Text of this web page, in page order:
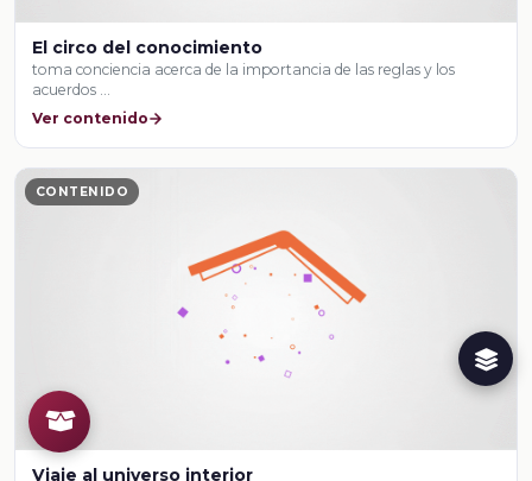
El circo del conocimiento
toma conciencia acerca de la importancia de las reglas y los
acuerdos …
Ver contenido
CONTENIDO
Viaje al universo interior